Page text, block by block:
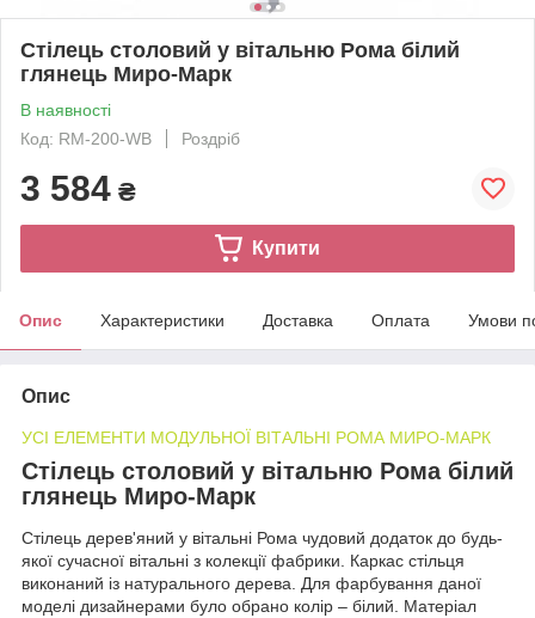
Стілець столовий у вітальню Рома білий
глянець Миро-Марк
В наявності
Код: RM-200-WB
Роздріб
3 584 ₴
Купити
Опис Характеристики Доставка Оплата Умови
Опис
УСІ ЕЛЕМЕНТИ МОДУЛЬНОЇ ВІТАЛЬНІ РОМА МИРО-МАРК
Стілець столовий у вітальню Рома білий
глянець Миро-Марк
Стілець дерев'яний у вітальні Рома чудовий додаток до будь-
якої сучасної вітальні з колекції фабрики. Каркас стільця
виконаний із натурального дерева. Для фарбування даної
моделі дизайнерами було обрано колір – білий. Матеріал